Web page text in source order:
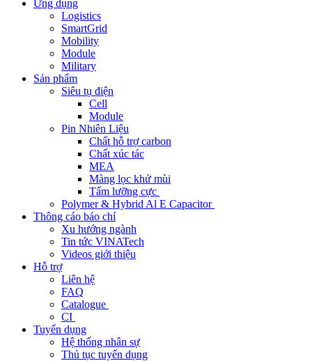
Ứng dụng
Logistics
SmartGrid
Mobility
Module
Military
Sản phẩm
Siêu tụ điện
Cell
Module
Pin Nhiên Liệu
Chất hỗ trợ carbon
Chất xúc tác
MEA
Màng lọc khử mùi
Tấm lưỡng cực
Polymer & Hybrid Al E Capacitor
Thông cáo báo chí
Xu hướng ngành
Tin tức VINATech
Videos giới thiệu
Hỗ trợ
Liên hệ
FAQ
Catalogue
CI
Tuyển dụng
Hệ thống nhân sự
Thủ tục tuyển dụng